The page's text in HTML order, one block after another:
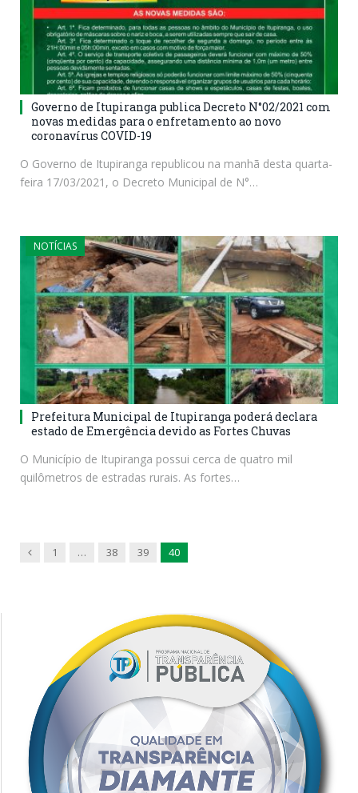
Governo de Itupiranga publica Decreto N°02/2021 com
novas medidas para o enfretamento ao novo
coronavírus COVID-19
O Governo de Itupiranga republicou na manhã desta quarta-
feira 17/03/2021, o Decreto Municipal de N°…
NOTÍCIAS
Prefeitura Municipal de Itupiranga poderá declara
estado de Emergência devido as Fortes Chuvas
O Município de Itupiranga possui cerca de quatro mil
quilômetros de estradas rurais. As fortes…
Previous
1 … 38 39 40